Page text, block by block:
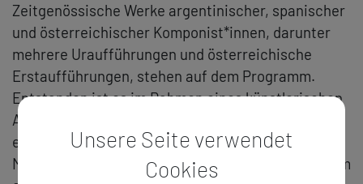
Zeitgenössische Werke argentinischer, spanischer
und österreichischer Komponist*innen, darunter
mehrere Uraufführungen und österreichische
Erstaufführungen, stehen auf dem Programm.
Entstanden ist es im Rahmen eines künstlerischen
Austauschs mit dem »Distat Terra« in Patagonien,
einem biennalen Festival für unabhängige Neue
Musik in Lateinamerika. Nun wir das Programm zum
Unsere Seite verwendet
Cookies